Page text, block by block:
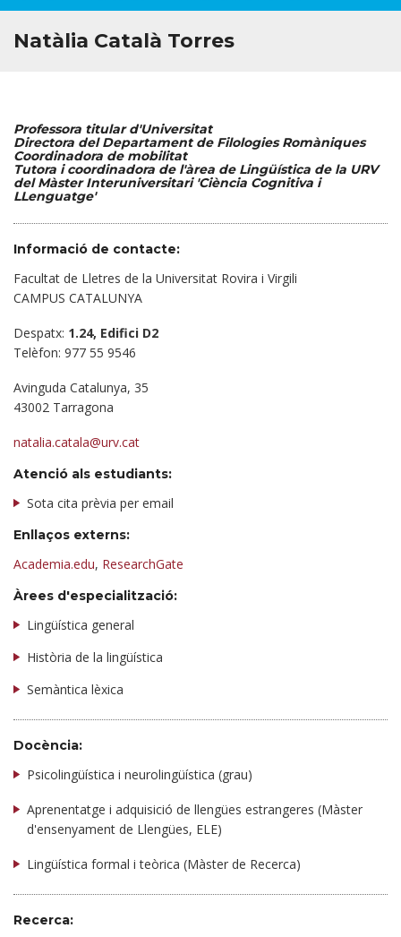
Natàlia Català Torres
Professora titular d'Universitat
Directora del Departament de Filologies Romàniques
Coordinadora de mobilitat
Tutora i coordinadora de l'àrea de Lingüística de la URV
del Màster Interuniversitari 'Ciència Cognitiva i
LLenguatge'
Informació de contacte:
Facultat de Lletres de la Universitat Rovira i Virgili
CAMPUS CATALUNYA
Despatx: 1.24, Edifici D2
Telèfon: 977 55 9546
Avinguda Catalunya, 35
43002 Tarragona
natalia.catala@urv.cat
Atenció als estudiants:
Sota cita prèvia per email
Enllaços externs:
Academia.edu, ResearchGate
Àrees d'especialització:
Lingüística general
Història de la lingüística
Semàntica lèxica
Docència:
Psicolingüística i neurolingüística (grau)
Aprenentatge i adquisició de llengües estrangeres (Màster
d'ensenyament de Llengües, ELE)
Lingüística formal i teòrica (Màster de Recerca)
Recerca: